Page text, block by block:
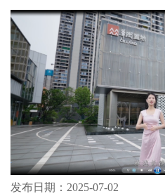
发布日期：2025-07-02